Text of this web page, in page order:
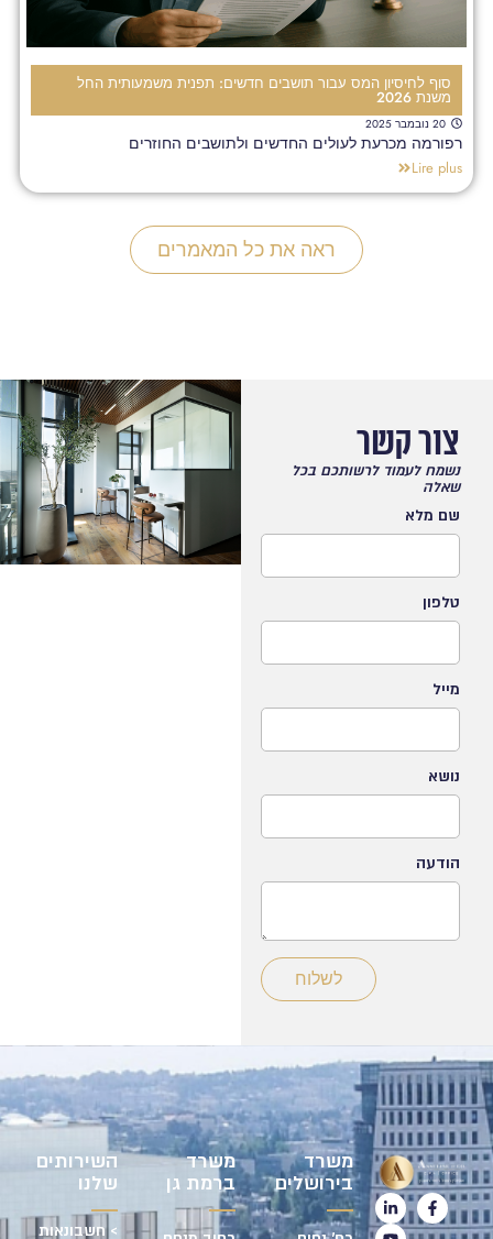
סוף לחיסיון המס עבור תושבים חדשים: תפנית משמעותית החל
משנת 2026
20 נובמבר 2025
רפורמה מכרעת לעולים החדשים ולתושבים החוזרים
Lire plus
ראה את כל המאמרים
צור קשר
נשמח לעמוד לרשותכם בכל
שאלה
שם מלא
טלפון
מייל
נושא
הודעה
לשלוח
משרד
בירושלים
משרד
ברמת גן
השירותים
שלנו
> חשבונאות